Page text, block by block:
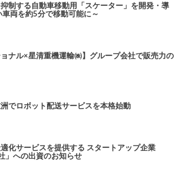
制する自動車移動用「スケーター」を開発・導
両を約5分で移動可能に～
ョナル×星清重機運輸㈱】グループ会社で販売力の
でロボット配送サービスを本格始動
適化サービスを提供する スタートアップ企業
」への出資のお知らせ